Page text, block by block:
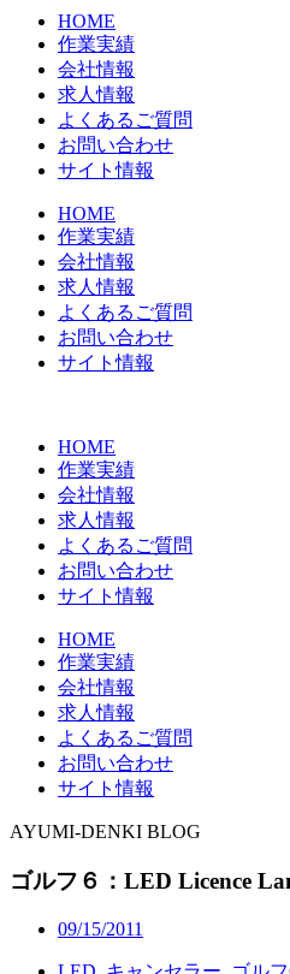
HOME
作業実績
会社情報
求人情報
よくあるご質問
お問い合わせ
サイト情報
HOME
作業実績
会社情報
求人情報
よくあるご質問
お問い合わせ
サイト情報
HOME
作業実績
会社情報
求人情報
よくあるご質問
お問い合わせ
サイト情報
HOME
作業実績
会社情報
求人情報
よくあるご質問
お問い合わせ
サイト情報
AYUMI-DENKI BLOG
ゴルフ６：LED Licence
09/15/2011